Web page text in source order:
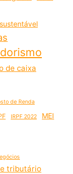
de caixa
de Renda
IRPF 2022
MEI
tributário